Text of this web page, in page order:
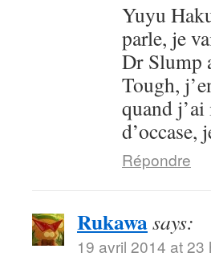
Yuyu
parle, je
Dr Slump
Tough,
quand
d’occase,
Répondre
Rukawasays:
19 avril 2014 at 23